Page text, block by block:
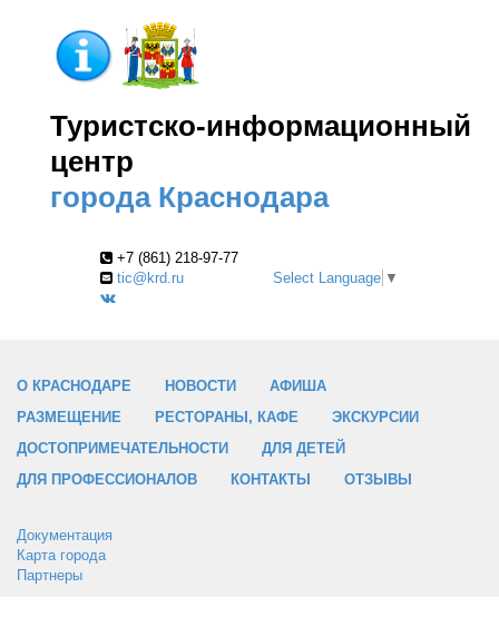
Туристско-информационный
центр
города Краснодара
+7 (861) 218-97-77
tic@krd.ru
Select Language ▼
О КРАСНОДАРЕ НОВОСТИ
АФИША
РАЗМЕЩЕНИЕ
РЕСТОРАНЫ, КАФЕ
ЭКСКУРСИИ
ДОСТОПРИМЕЧАТЕЛЬНОСТИ
ДЛЯ ДЕТЕЙ
ДЛЯ ПРОФЕССИОНАЛОВ
КОНТАКТЫ ОТЗЫВЫ
Документация
Карта города
Партнеры